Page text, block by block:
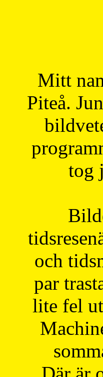
Mitt
Piteå.
tog
och
par
lite fel